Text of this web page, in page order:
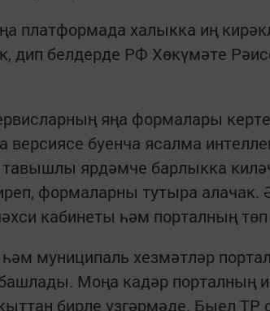
платформада халыкка иң
дип белдерде РФ Хөкүмәте
яңа формалары
версиясе буенча ясалма
ярдәмче барлыкка
формаларны тутыра алачак.
кабинеты һәм порталның төп
һәм муниципаль хезмәтләр
Моңа кадәр порталның
бирле үзгәрмәде. Быел ТР